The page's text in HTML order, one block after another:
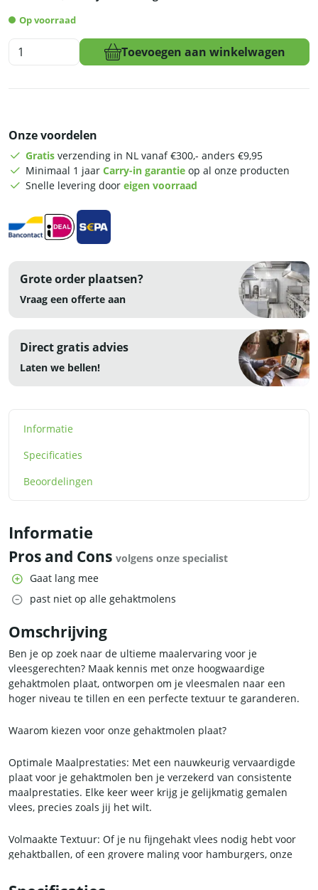
Op voorraad
HCB
Plaat
-
mm
Toevoegen aan winkelwagen
Onze voordelen
Gratis verzending in NL vanaf €300,- anders €9,95
Minimaal 1 jaar Carry-in garantie op al onze producten
Snelle levering door eigen voorraad
Grote order plaatsen?
Vraag een offerte aan
Direct gratis advies
Laten we bellen!
Informatie
Specificaties
Beoordelingen
Informatie
Pros and Cons volgens onze specialist
Gaat lang mee
past niet op alle gehaktmolens
Omschrijving
Ben je op zoek naar de ultieme maalervaring voor je
vleesgerechten? Maak kennis met onze hoogwaardige
gehaktmolen plaat, ontworpen om je vleesmalen naar een
hoger niveau te tillen en een perfecte textuur te garanderen.
Waarom kiezen voor onze gehaktmolen plaat?
Optimale Maalprestaties: Met een nauwkeurig vervaardigde
plaat voor je gehaktmolen ben je verzekerd van consistente
maalprestaties. Elke keer weer krijg je gelijkmatig gemalen
vlees, precies zoals jij het wilt.
Volmaakte Textuur: Of je nu fijngehakt vlees nodig hebt voor
gehaktballen, of een grovere maling voor hamburgers, onze
hoger niveau tilt. Geniet van de juiste consistentie en smaak in